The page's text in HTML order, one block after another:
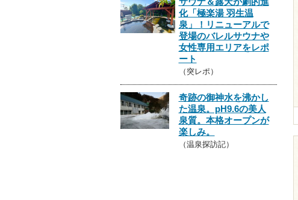
化「極楽湯 羽生温
泉」！リニューアルで
登場のバレルサウナや
女性専用エリアをレポ
ート
（突レポ）
奇跡の御神水を沸かし
た温泉。pH9.6の美人
泉質。本格オープンが
楽しみ。
（温泉探訪記）